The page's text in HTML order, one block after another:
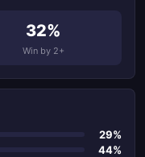
32%
Win by 2+
29%
44%